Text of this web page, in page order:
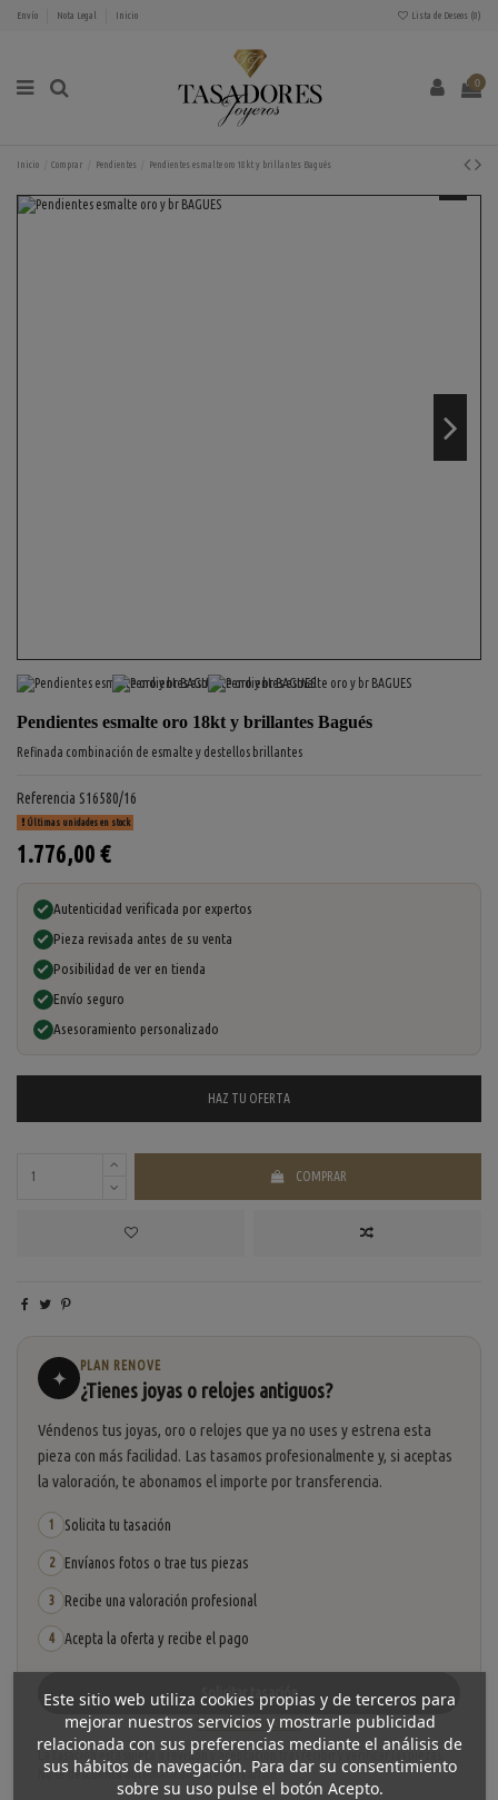
Envío Nota Legal Inicio Lista de Deseos (0)
0
Inicio Comprar Pendientes Pendientes esmalte oro 18kt y brillantes Bagués
Pendientes esmalte oro 18kt y brillantes Bagués
Refinada combinación de esmalte y destellos brillantes
Referencia S16580/16
Últimas unidades en stock
1.776,00 €
Autenticidad verificada por expertos
Pieza revisada antes de su venta
Posibilidad de ver en tienda
Envío seguro
Asesoramiento personalizado
HAZ TU OFERTA
COMPRAR
✦
PLAN RENOVE
¿Tienes joyas o relojes antiguos?
Véndenos tus joyas, oro o relojes que ya no uses y estrena esta
pieza con más facilidad. Las tasamos profesionalmente y, si aceptas
la valoración, te abonamos el importe por transferencia.
1 Solicita tu tasación
2 Envíanos fotos o trae tus piezas
3 Recibe una valoración profesional
4 Acepta la oferta y recibe el pago
Solicitar tasación
Ver cómo funciona
La tasación está sujeta a revisión y aceptación tras recibir y verificar las piezas.
No se descuenta automáticamente del carrito.
Este sitio web utiliza cookies propias y de terceros para
mejorar nuestros servicios y mostrarle publicidad
relacionada con sus preferencias mediante el análisis de
sus hábitos de navegación. Para dar su consentimiento
sobre su uso pulse el botón Acepto.